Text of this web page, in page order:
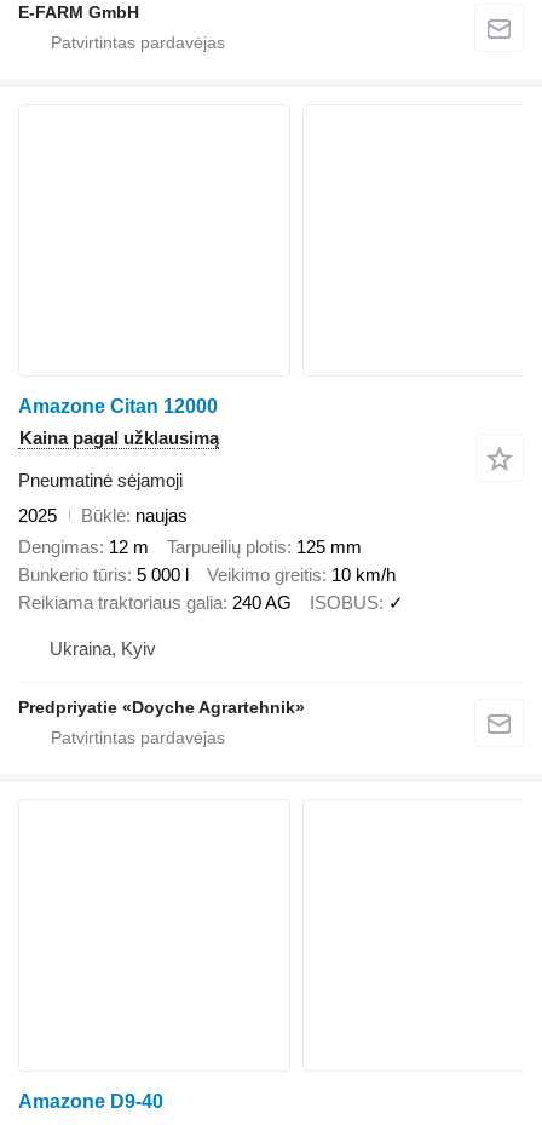
E-FARM GmbH
Amazone Citan 12000
Kaina pagal užklausimą
Pneumatinė sėjamoji
2025
Būklė naujas
Dengimas 12 m Tarpueilių plotis 125 mm
Bunkerio tūris 5 000 l Veikimo greitis 10 km/h
Reikiama traktoriaus galia 240 AG ISOBUS ✓
Ukraina, Kyiv
Predpriyatie «Doyche Agrartehnik»
Amazone D9-40